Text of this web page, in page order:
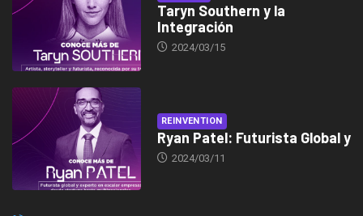
Taryn Southern y la
Integración
2024/03/15
REINVENTION
Ryan Patel: Futurista Global y
2024/03/11